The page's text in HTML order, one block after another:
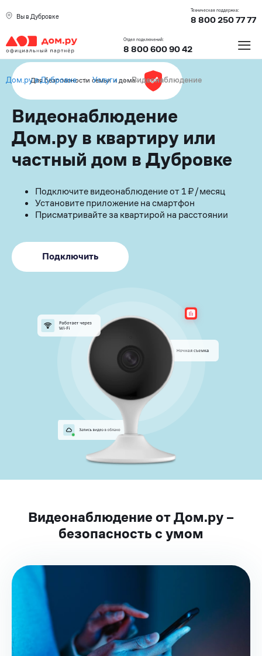
Вы в Дубровке
Техническая поддержка:
8 800 250 77 77
Отдел подключений:
8 800 600 90 42 ≡
Дом.ру в Дубровке › Услуги › Видеонаблюдение
Для безопасности семьи и дома
Видеонаблюдение
Дом.ру в квартиру или
частный дом в Дубровке
Подключите видеонаблюдение от 1 ₽/месяц
Установите приложение на смартфон
Присматривайте за квартирой на расстоянии
Подключить
Видеонаблюдение от Дом.ру –
безопасность с умом